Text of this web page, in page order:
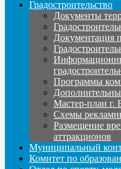
Градостроительство
Документы
Документация
Программы
Мастер-план г.
Схемы
Размещение
аттракционов
Муниципальный
Комитет по